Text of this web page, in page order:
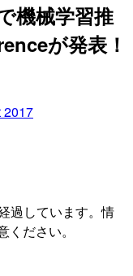
機械学習推
が発表！
2017
過しています。情
ださい。